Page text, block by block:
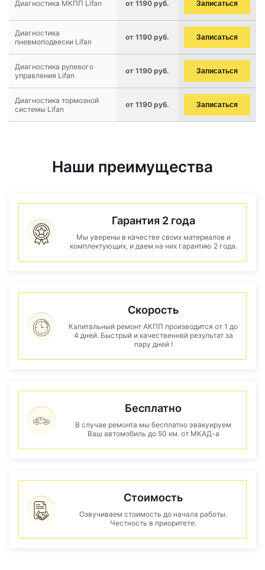
Диагностика МКПП Lifan от 1190 руб. Записаться
Диагностика
пневмоподвески Lifan
от 1190 руб. Записаться
Диагностика рулевого
управления Lifan
от 1190 руб. Записаться
Диагностика тормозной
системы Lifan
от 1190 руб. Записаться
Наши преимущества
Гарантия 2 года
Мы уверены в качестве своих материалов и
комплектующих, и даем на них гарантию 2 года.
Скорость
Капитальный ремонт АКПП производится от 1 до
4 дней. Быстрый и качественнвй результат за
пару дней !
Бесплатно
В случае ремонта мы бесплатно эвакуируем
Ваш автомобиль до 50 км. от МКАД-а
Стоимость
Озвучиваем стоимость до начала работы.
Честность в приоритете.